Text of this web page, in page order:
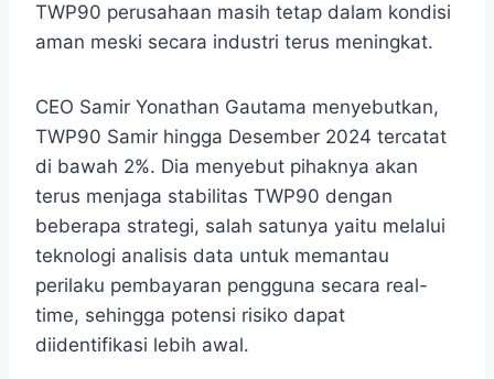
TWP90 perusahaan masih tetap dalam kondisi
aman meski secara industri terus meningkat.
CEO Samir Yonathan Gautama menyebutkan,
TWP90 Samir hingga Desember 2024 tercatat
di bawah 2%. Dia menyebut pihaknya akan
terus menjaga stabilitas TWP90 dengan
beberapa strategi, salah satunya yaitu melalui
teknologi analisis data untuk memantau
perilaku pembayaran pengguna secara real-
time, sehingga potensi risiko dapat
diidentifikasi lebih awal.